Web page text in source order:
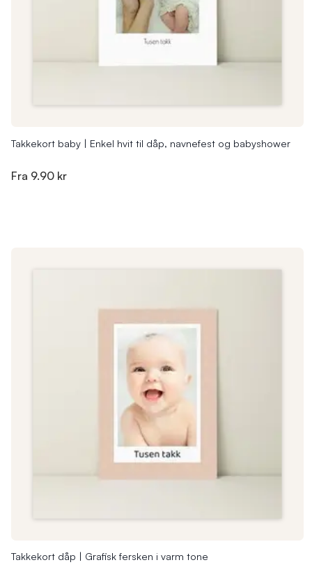
Takkekort baby | Enkel hvit til dåp, navnefest og babyshower
Fra 9.90 kr
Takkekort dåp | Grafisk fersken i varm tone